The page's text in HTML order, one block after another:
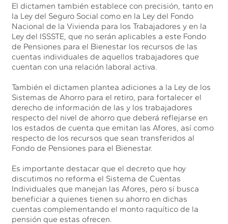
El dictamen también establece con precisión, tanto en
la Ley del Seguro Social como en la Ley del Fondo
Nacional de la Vivienda para los Trabajadores y en la
Ley del ISSSTE, que no serán aplicables a este Fondo
de Pensiones para el Bienestar los recursos de las
cuentas individuales de aquellos trabajadores que
cuentan con una relación laboral activa.
También el dictamen plantea adiciones a la Ley de los
Sistemas de Ahorro para el retiro, para fortalecer el
derecho de información de las y los trabajadores
respecto del nivel de ahorro que deberá reflejarse en
los estados de cuenta que emitan las Afores, así como
respecto de los recursos que sean transferidos al
Fondo de Pensiones para el Bienestar.
Es importante destacar que el decreto que hoy
discutimos no reforma el Sistema de Cuentas
Individuales que manejan las Afores, pero sí busca
beneficiar a quienes tienen su ahorro en dichas
cuentas complementando el monto raquítico de la
pensión que estas ofrecen.